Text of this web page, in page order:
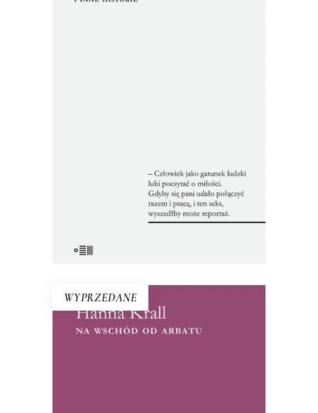
zł 22.00zł
WYPRZEDANE